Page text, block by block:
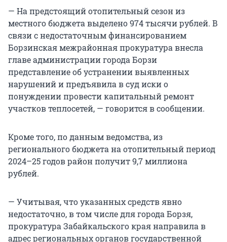
— На предстоящий отопительный сезон из
местного бюджета выделено 974 тысячи рублей. В
связи с недостаточным финансированием
Борзинская межрайонная прокуратура внесла
главе администрации города Борзи
представление об устранении выявленных
нарушений и предъявила в суд иски о
понуждении провести капитальный ремонт
участков теплосетей, — говорится в сообщении.
Кроме того, по данным ведомства, из
регионального бюджета на отопительный период
2024–25 годов район получит 9,7 миллиона
рублей.
— Учитывая, что указанных средств явно
недостаточно, в том числе для города Борзя,
прокуратура Забайкальского края направила в
адрес региональных органов государственной